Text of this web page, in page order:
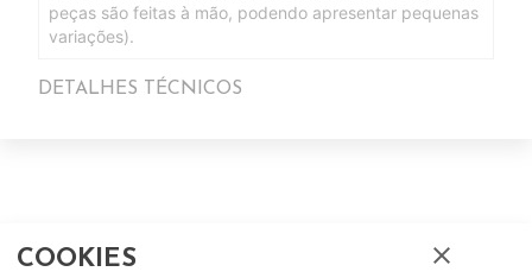
peças são feitas à mão, podendo apresentar pequenas
variações).
DETALHES TÉCNICOS
COOKIES close